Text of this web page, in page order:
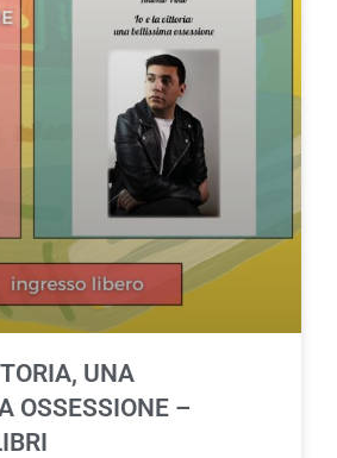
UNA
OSSESSIONE –